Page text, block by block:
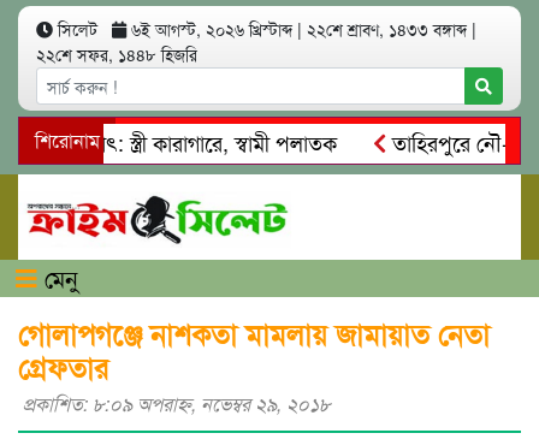
সিলেট ৬ই আগস্ট, ২০২৬ খ্রিস্টাব্দ | ২২শে শ্রাবণ, ১৪৩৩ বঙ্গাব্দ |
২২শে সফর, ১৪৪৮ হিজরি
শিরোনামস্ত্রী কারাগারে, স্বামী পলাতক
তাহিরপুরে নৌ-
মারধর
নগরীতে কোটি টাকার সম্পত্তি দখলের চেষ্টা:
মেনু
গোলাপগঞ্জে নাশকতা মামলায় জামায়াত নেতা
গ্রেফতার
প্রকাশিত: ৮:০৯ অপরাহ্ণ, নভেম্বর ২৯, ২০১৮